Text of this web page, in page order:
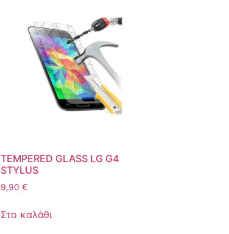
TEMPERED GLASS LG G4
STYLUS
9,90€
Στο καλάθι